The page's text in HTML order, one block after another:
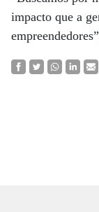
impacto que a